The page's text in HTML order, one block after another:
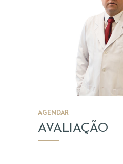
AGENDAR
AVALIAÇÃO